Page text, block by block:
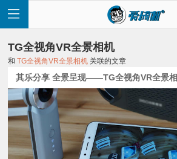
首
TG全视角VR全景相机
和TG全视角VR全景相机 关联的文章